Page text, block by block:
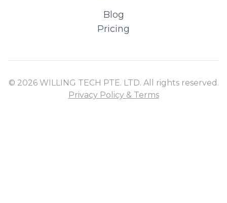
Blog
Pricing
© 2026 WILLING TECH PTE. LTD. All rights reserved.
Privacy Policy & Terms